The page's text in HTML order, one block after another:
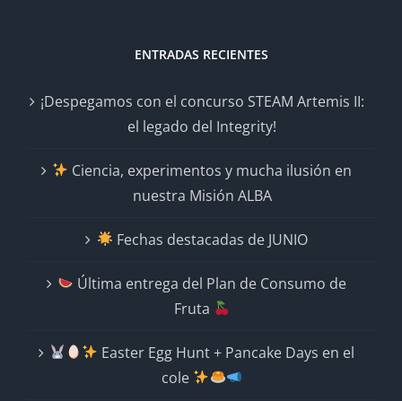
ENTRADAS RECIENTES
¡Despegamos con el concurso STEAM Artemis II:
el legado del Integrity!
Ciencia, experimentos y mucha ilusión en
nuestra Misión ALBA
Fechas destacadas de JUNIO
Última entrega del Plan de Consumo de
Fruta
Easter Egg Hunt + Pancake Days en el
cole